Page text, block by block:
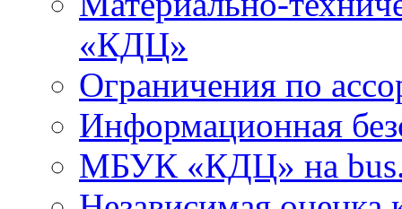
«КДЦ»
Ограничения по
Информационная
МБУК «КДЦ» на